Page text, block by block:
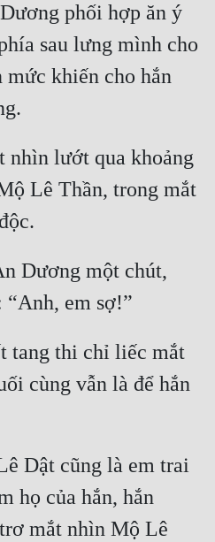
phối hợp ăn ý
sau lưng mình cho
mức khiến cho hắn
nhìn lướt qua khoảng
Lê Thần, trong mắt
Dương một chút,
em sợ!”
tang thi chỉ liếc mắt
cùng vẫn là để hắn
Dật cũng là em trai
họ của hắn, hắn
mắt nhìn Mộ Lê